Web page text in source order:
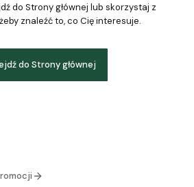
do Strony głównej lub skorzystaj z
znaleźć to, co Cię interesuje.
do Strony głównej